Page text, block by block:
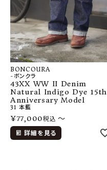
BONCOURA
-ボンクラ
43XX WW II Denim
Natural Indigo Dye 15th
Anniversary Model
31 本藍
¥77,000税込 〜
詳細を見る